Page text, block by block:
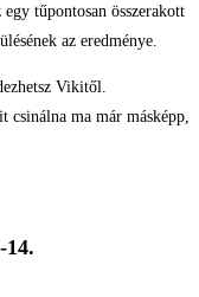
tűpontosan összerakott
az eredménye.
Vikitől.
ma már másképp,